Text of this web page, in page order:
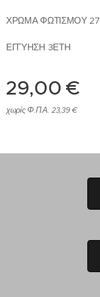
ΧΡΩΜΑ ΦΩΤΙΣΜΟΥ
ΕΓΓΥΗΣΗ 3ΕΤΗ
29,00 €
χωρίς Φ.Π.Α. 23,39 €